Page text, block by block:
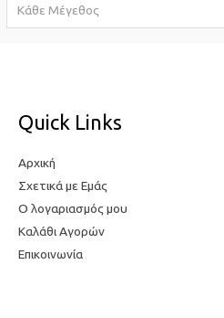
Κάθε Μέγεθος
Quick Links
Αρχική
Σχετικά με Εμάς
Ο λογαριασμός μου
Καλάθι Αγορών
Επικοινωνία